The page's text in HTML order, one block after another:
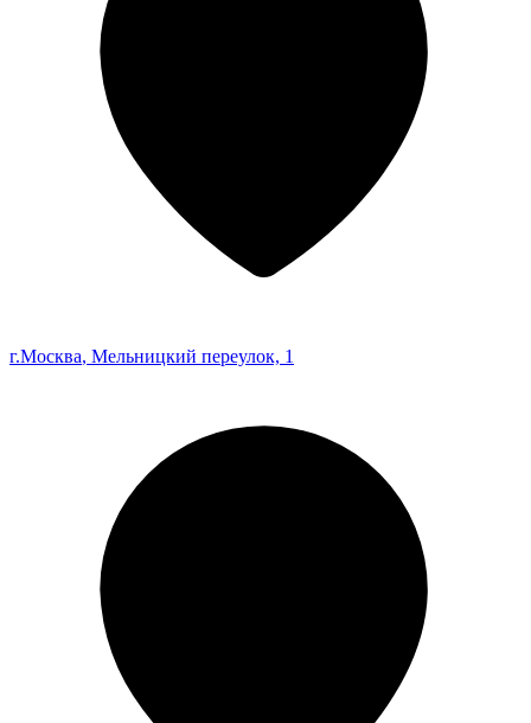
г.Москва, Мельницкий переулок, 1